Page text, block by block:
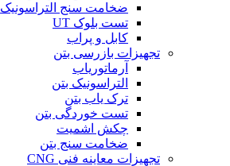
ضخامت سنج التراسونیک
تست بلوک UT
کابل و پراب
تجهیزات بازرسی بتن
آرماتوریاب
التراسونیک بتن
ترک یاب بتن
تست خوردگی بتن
چکش اشمیت
ضخامت سنج بتن
تجهیزات معاینه فنی CNG